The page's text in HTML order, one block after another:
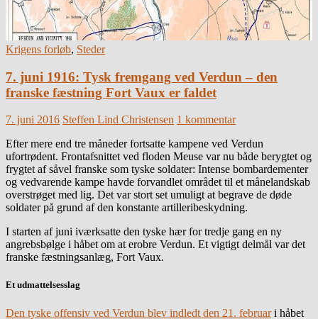
Krigens forløb, Steder
7. juni 1916: Tysk fremgang ved Verdun – den
franske fæstning Fort Vaux er faldet
7. juni 2016 Steffen Lind Christensen 1 kommentar
Efter mere end tre måneder fortsatte kampene ved Verdun
ufortrødent. Frontafsnittet ved floden Meuse var nu både berygtet og
frygtet af såvel franske som tyske soldater: Intense bombardementer
og vedvarende kampe havde forvandlet området til et månelandskab
overstrøget med lig. Det var stort set umuligt at begrave de døde
soldater på grund af den konstante artilleribeskydning.
I starten af juni iværksatte den tyske hær for tredje gang en ny
angrebsbølge i håbet om at erobre Verdun. Et vigtigt delmål var det
franske fæstningsanlæg, Fort Vaux.
Et udmattelsesslag
Den tyske offensiv ved Verdun blev indledt den 21. februari håbet